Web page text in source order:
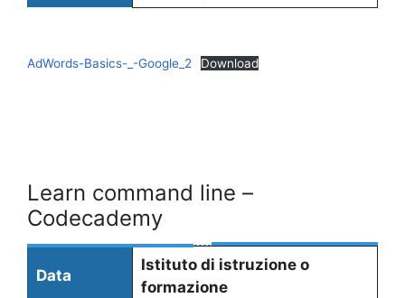
AdWords-Basics-_-Google_2 Download
Learn command line –
Codecademy
Data
Istituto di istruzione o
formazione